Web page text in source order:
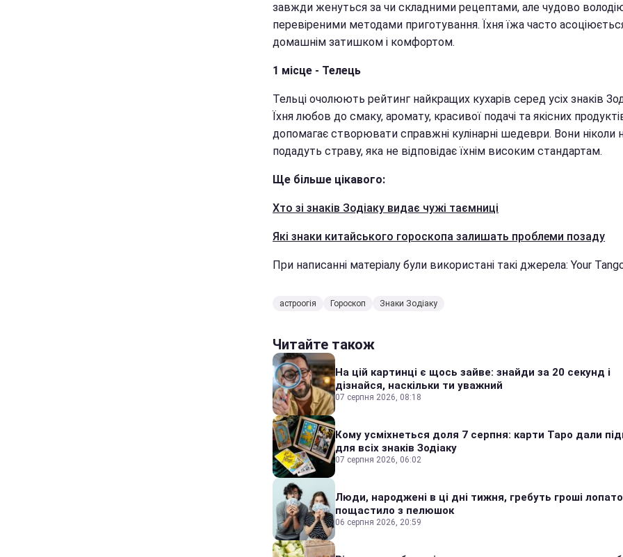
завжди женуться за чи складними рецептами, але чудово
перевіреними методами приготування. Їхня їжа часто
домашнім затишком і комфортом.
1 місце - Телець
Тельці очолюють рейтинг найкращих кухарів серед усіх знаків
Їхня любов до смаку, аромату, красивої подачі та якісних
допомагає створювати справжні кулінарні шедеври. Вони ніколи
подадуть страву, яка не відповідає їхнім високим стандартам.
Ще більше цікавого:
Хто зі знаків Зодіаку видає чужі таємниці
Які знаки китайського гороскопа залишать проблеми позаду
При написанні матеріалу були використані такі джерела: Your
астроогія Гороскоп Знаки Зодіаку
Читайте також
На цій картинці є щось зайве: знайди за 20 секунд і
дізнайся, наскільки ти уважний
07 серпня 2026, 08:18
Кому усміхнеться доля 7 серпня: карти Таро дали
для всіх знаків Зодіаку
07 серпня 2026, 06:02
Люди, народжені в ці дні тижня, гребуть гроші
пощастило з пелюшок
06 серпня 2026, 20:59